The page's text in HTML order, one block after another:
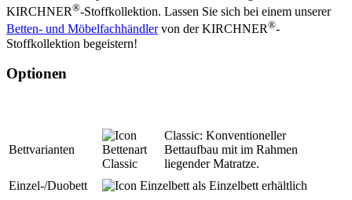
KIRCHNER®-Stoffkollektion. Lassen Sie sich bei einem unserer
Betten- und Möbelfachhändlervon der KIRCHNER®-
Stoffkollektion begeistern!
Optionen
Bettvarianten
Classic: Konventioneller
Bettaufbau mit im Rahmen
liegender Matratze.
Einzel-/Duobett
als Einzelbett erhältlich